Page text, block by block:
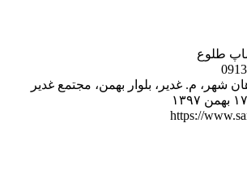
طلوع
شهر، م. غدیر، بلوار بهمن، مجتمع غدیر
https://